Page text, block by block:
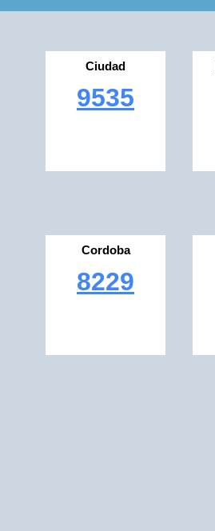
Ciudad
9535
Cordoba
8229